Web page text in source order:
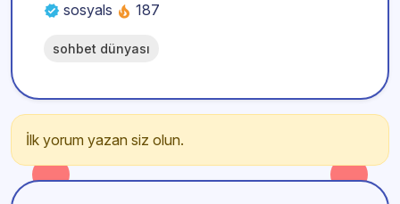
sosyals 187
sohbet dünyası
İlk yorum yazan siz olun.